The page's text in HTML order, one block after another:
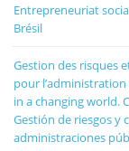
Entrepreneuriat
Brésil
Gestion des risques
pour
in a changing world.
Gestión de riesgos y
administraciones